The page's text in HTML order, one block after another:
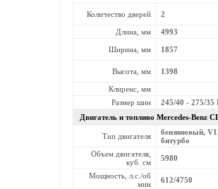
Количество дверей 2
Длина, мм 4993
Ширина, мм 1857
Высота, мм 1398
Клиренс, мм
Размер шин
245/40 - 275/35
Двигатель и топливо Mercedes-Benz
Тип двигателя
бензиновый,
битурбо
Объем двигателя,
куб. см
5980
Мощность, л.с./об
мин
612/4750